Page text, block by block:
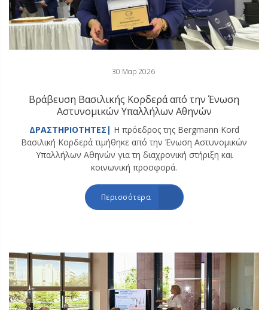
30 Μαρ 2026
Βράβευση Βασιλικής Κορδερά από την Ένωση
Αστυνομικών Υπαλλήλων Αθηνών
ΔΡΑΣΤΗΡΙΟΤΗΤΕΣ| Η πρόεδρος της Bergmann Kord
Βασιλική Κορδερά τιμήθηκε από την Ένωση Αστυνομικών
Υπαλλήλων Αθηνών για τη διαχρονική στήριξη και
κοινωνική προσφορά.
Περισσότερα